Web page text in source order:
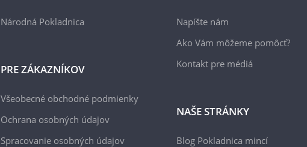
Národná Pokladnica
PRE ZÁKAZNÍKOV
Všeobecné obchodné podmienky
Ochrana osobných údajov
Spracovanie osobných údajov
Napíšte nám
Ako Vám môžeme pomôcť?
Kontakt pre médiá
NAŠE STRÁNKY
Blog Pokladnica mincí